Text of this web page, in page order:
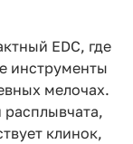
EDC, где
инструменты
мелочах.
клинок,